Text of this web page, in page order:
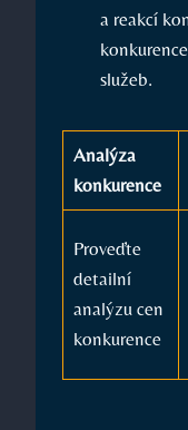
a reakcí
služeb.
Analýza
konkurence
Proveďte
detailní
analýzu cen
konkurence